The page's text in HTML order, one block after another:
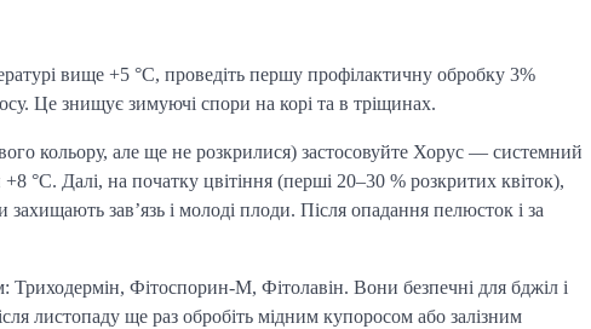
вище +5 °C, проведіть першу профілактичну обробку 3%
Це знищує зимуючі спори на корі та в тріщинах.
кольору, але ще не розкрилися) застосовуйте Хорус — системний
°C. Далі, на початку цвітіння (перші 20–30 % розкритих квіток),
зав’язь і молоді плоди. Після опадання пелюсток і за
Триходермін, Фітоспорин-М, Фітолавін. Вони безпечні для бджіл і
листопаду ще раз обробіть мідним купоросом або залізним